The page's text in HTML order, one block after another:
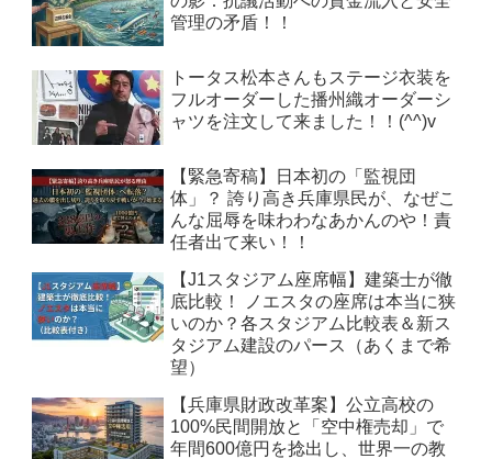
管理の矛盾！！
トータス松本さんもステージ衣装を
フルオーダーした播州織オーダーシ
ャツを注文して来ました！！(^^)v
【緊急寄稿】日本初の「監視団
体」？ 誇り高き兵庫県民が、なぜこ
んな屈辱を味わわなあかんのや！責
任者出て来い！！
【J1スタジアム座席幅】建築士が徹
底比較！ ノエスタの座席は本当に狭
いのか？各スタジアム比較表＆新ス
タジアム建設のパース（あくまで希
望）
【兵庫県財政改革案】公立高校の
100%民間開放と「空中権売却」で
年間600億円を捻出し、世界一の教